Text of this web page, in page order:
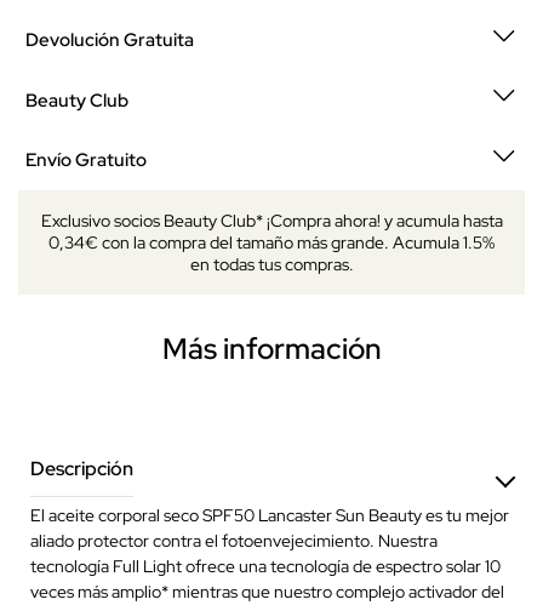
Devolución Gratuita
Beauty Club
Envío Gratuito
Exclusivo socios Beauty Club* ¡Compra ahora! y acumula hasta
0,34€ con la compra del tamaño más grande. Acumula 1.5%
en todas tus compras.
Más información
Descripción
El aceite corporal seco SPF50 Lancaster Sun Beauty es tu mejor
aliado protector contra el fotoenvejecimiento. Nuestra
tecnología Full Light ofrece una tecnología de espectro solar 10
veces más amplio* mientras que nuestro complejo activador del